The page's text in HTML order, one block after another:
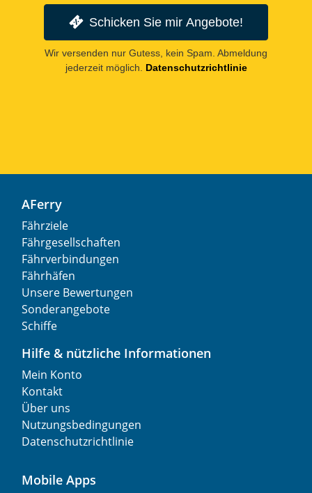
Schicken Sie mir Angebote!
Wir versenden nur Gutess, kein Spam. Abmeldung
jederzeit möglich.
Datenschutzrichtlinie
AFerry
Fährziele
Fährgesellschaften
Fährverbindungen
Fährhäfen
Unsere Bewertungen
Sonderangebote
Schiffe
Hilfe & nützliche Informationen
Mein Konto
Kontakt
Über uns
Nutzungsbedingungen
Datenschutzrichtlinie
Mobile Apps